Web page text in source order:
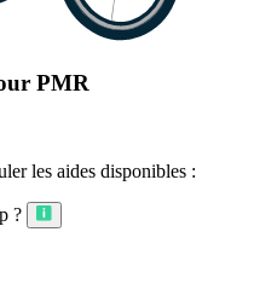
PMR
les aides disponibles :
?